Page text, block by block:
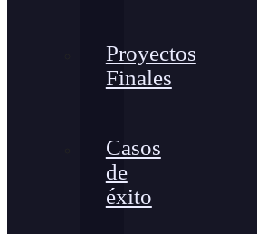
Proyectos
Finales
Casos
de
éxito